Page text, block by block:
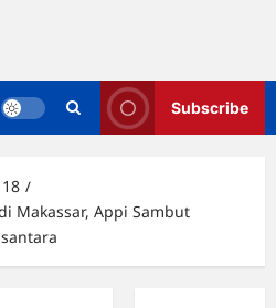
Subscribe
18
Makassar, Appi Sambut